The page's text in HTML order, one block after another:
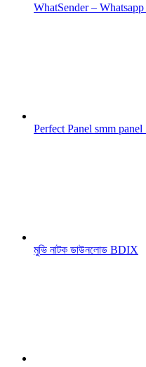
WhatSender –
Perfect Panel smm
মুভি নাটক ডাউনলোড BDIX